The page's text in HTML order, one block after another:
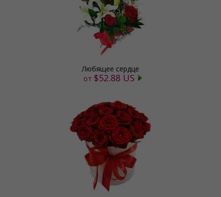
Любящее сердце
от $52.88 US